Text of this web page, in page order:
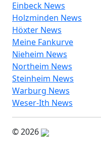
Einbeck News
Holzminden News
Höxter News
Meine Fankurve
Nieheim News
Northeim News
Steinheim News
Warburg News
Weser-Ith News
© 2026